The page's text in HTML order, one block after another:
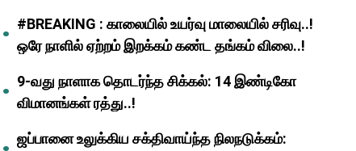
#BREAKING : காலையில் உயர்வு மாலையில் சரிவு..!
ஒரே நாளில் ஏற்றம் இறக்கம் கண்ட தங்கம் விலை..!
9-வது நாளாக தொடர்ந்த சிக்கல்: 14 இண்டிகோ
விமானங்கள் ரத்து..!
ஜப்பானை உலுக்கிய சக்திவாய்ந்த நிலநடுக்கம்: